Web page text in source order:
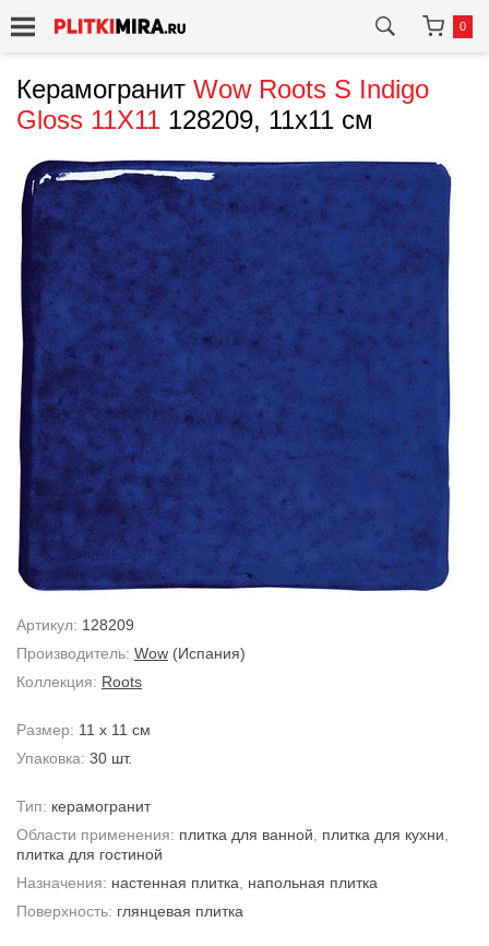
0
Керамогранит Wow Roots S Indigo
Gloss 11Х11 128209, 11x11 см
Артикул: 128209
Производитель: Wow (Испания)
Коллекция: Roots
Размер: 11 x 11 см
Упаковка: 30 шт.
Тип: керамогранит
Области применения: плитка для ванной плитка для кухни
плитка для гостиной
Назначения: настенная плитка
напольная плитка
Поверхность: глянцевая плитка